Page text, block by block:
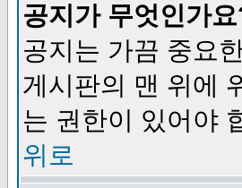
공지가 무엇인가
공지는 가끔 중요
게시판의 맨 위에
는 권한이 있어야
위로